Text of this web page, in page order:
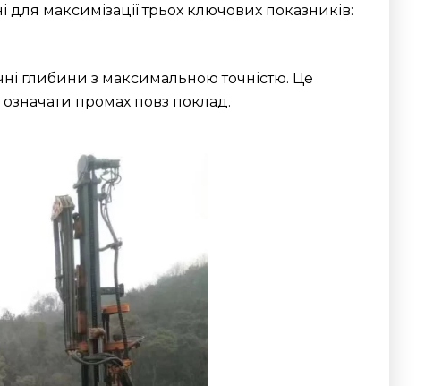
максимізації трьох ключових показників:
глибини з максимальною точністю. Це
промах повз поклад.